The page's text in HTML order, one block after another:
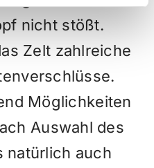
nicht stößt.
Zelt zahlreiche
Möglichkeiten
Auswahl des
natürlich auch